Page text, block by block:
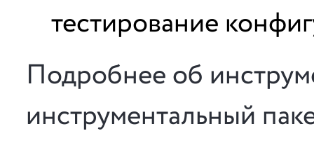
тестирование
Подробнее об
инструментальный